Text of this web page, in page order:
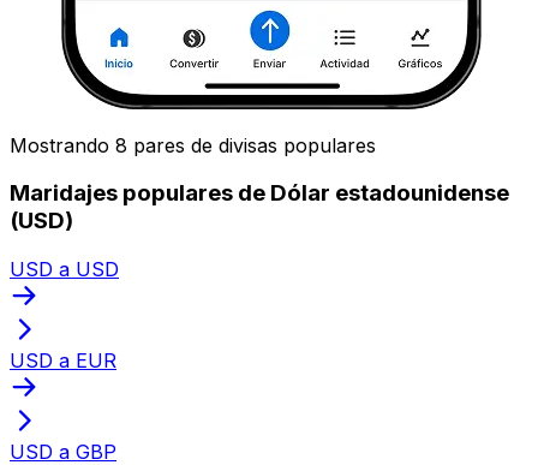
Mostrando 8 pares de divisas populares
Maridajes populares de Dólar estadounidense
(USD)
USD a USD
USD a EUR
USD a GBP